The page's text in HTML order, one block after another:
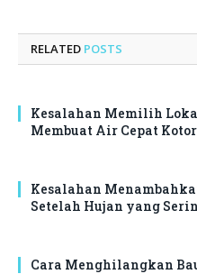
RELATED POSTS
Kesalahan Memilih
Membuat Air Cepat Kotor
Kesalahan
Setelah Hujan yang
Cara Menghilangkan